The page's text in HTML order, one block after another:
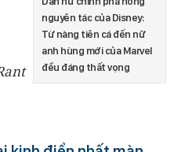
nguyên tác của Disney:
Từ nàng tiên cá đến nữ
anh hùng mới của Marvel
đều đáng thất vọng